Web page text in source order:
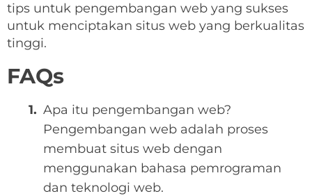
tips untuk pengembangan web yang sukses
untuk menciptakan situs web yang berkualitas
tinggi.
FAQs
Apa itu pengembangan web?
Pengembangan web adalah proses
membuat situs web dengan
menggunakan bahasa pemrograman
dan teknologi web.